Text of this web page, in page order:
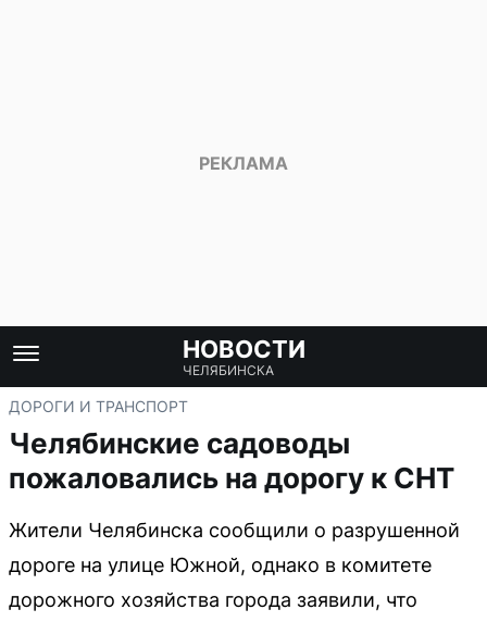
НОВОСТИ
ЧЕЛЯБИНСКА
ДОРОГИ И ТРАНСПОРТ
Челябинские садоводы
пожаловались на дорогу к СНТ
Жители Челябинска сообщили о разрушенной
дороге на улице Южной, однако в комитете
дорожного хозяйства города заявили, что